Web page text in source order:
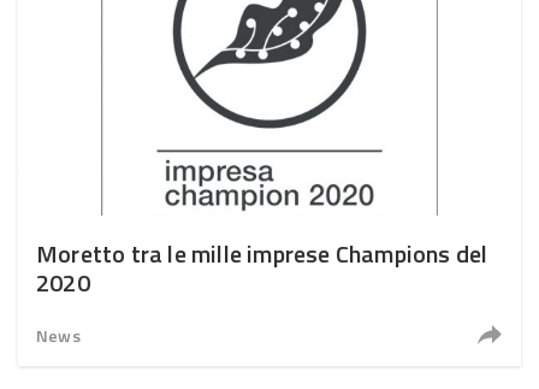
Moretto tra le mille imprese Champions del
2020
News